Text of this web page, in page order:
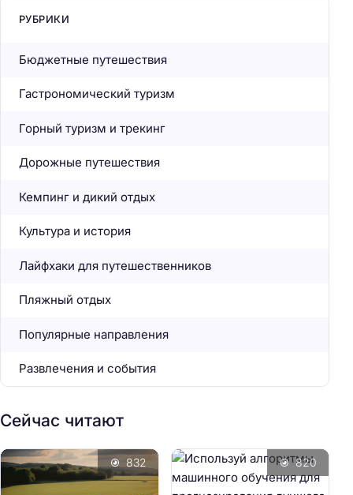
РУБРИКИ
Бюджетные путешествия
Гастрономический туризм
Горный туризм и трекинг
Дорожные путешествия
Кемпинг и дикий отдых
Культура и история
Лайфхаки для путешественников
Пляжный отдых
Популярные направления
Развлечения и события
Сейчас читают
832 820